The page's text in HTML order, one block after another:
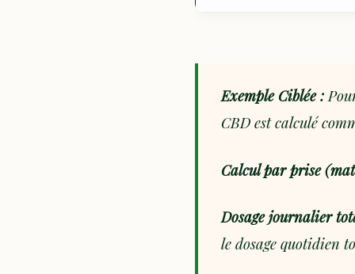
Exemple Ciblée :
CBD est calculé
Calcul par prise
Dosage journalier
le dosage quotidien